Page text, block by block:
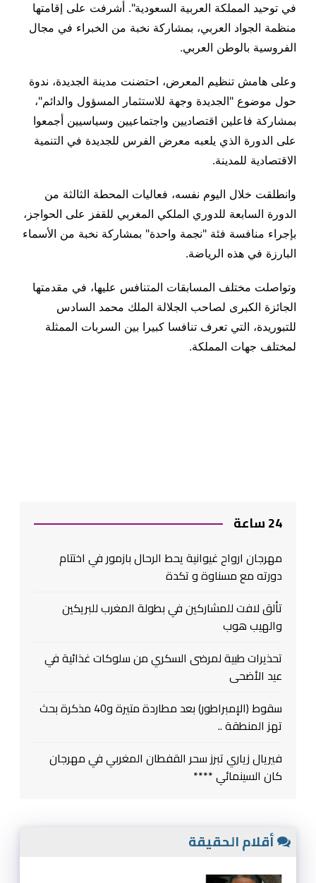
في توحيد المملكة العربية السعودية". أشرفت على إقامتها
منظمة الجواد العربي، بمشاركة نخبة من الخبراء في مجال
الفروسية بالوطن العربي.
وعلى هامش تنظيم المعرض، احتضنت مدينة الجديدة، ندوة
حول موضوع "الجديدة وجهة للاستثمار المسؤول والدائم"،
بمشاركة فاعلين اقتصاديين واجتماعيين وسياسيين أجمعوا
على الدورة الذي يلعبه معرض الفرس للجديدة في التنمية
الاقتصادية للمدينة.
وانطلقت خلال اليوم نفسه، فعاليات المحطة الثالثة من
الدورة السابعة للدوري الملكي المغربي للقفز على الحواجز،
بإجراء منافسة فئة "نجمة واحدة" بمشاركة نخبة من الأسماء
البارزة في هذه الرياضة.
وتواصلت مختلف المسابقات المتنافس عليها، في مقدمتها
الجائزة الكبرى لصاحب الجلالة الملك محمد السادس
للتبوريدة، التي تعرف تنافسا كبيرا بين السربات الممثلة
لمختلف جهات المملكة.
24 ساعة
مهرجان ارواح غيوانية يحط الرحال بازمور في اختتام
دورته مع مسناوة و تكدة
تألق لافت للمشاركين في بطولة المغرب للبريكين
والهيب هوب
تحذيرات طبية لمرضى السكري من سلوكات غذائية في
عيد الأضحى
سقوط (الإمبراطور) بعد مطاردة متيرة و40 مذكرة بحث
تهز المنطقة ..
فيريال زياري تبرز سحر القفطان المغربي في مهرجان
كان السينمائي ****
أقلام الحقيقة